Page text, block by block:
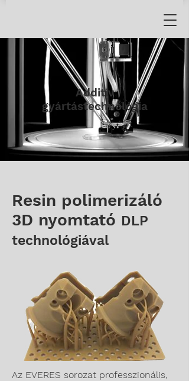
Additív
gyártástechnológia
Resin polimerizáló
3D nyomtató DLP
technológiával
Az EVERES sorozat professzionális,